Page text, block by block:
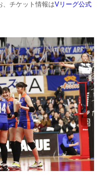
、チケット情報はVリーグ公式